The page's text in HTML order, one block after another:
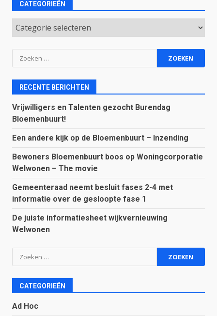
CATEGORIEËN
Categorieën
Zoeken
naar:
RECENTE BERICHTEN
Vrijwilligers en Talenten gezocht Burendag
Bloemenbuurt!
Een andere kijk op de Bloemenbuurt – Inzending
Bewoners Bloemenbuurt boos op Woningcorporatie
Welwonen – The movie
Gemeenteraad neemt besluit fases 2-4 met
informatie over de gesloopte fase 1
De juiste informatiesheet wijkvernieuwing
Welwonen
Zoeken
naar:
CATEGORIEËN
Ad Hoc